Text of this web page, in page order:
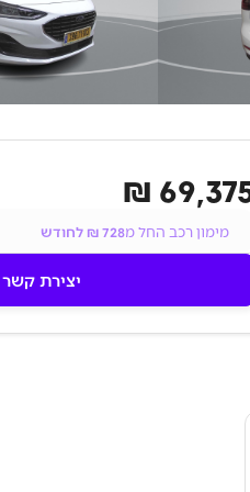
69,375
מימון רכב החל מ728₪ לחודש
יצירת קשר